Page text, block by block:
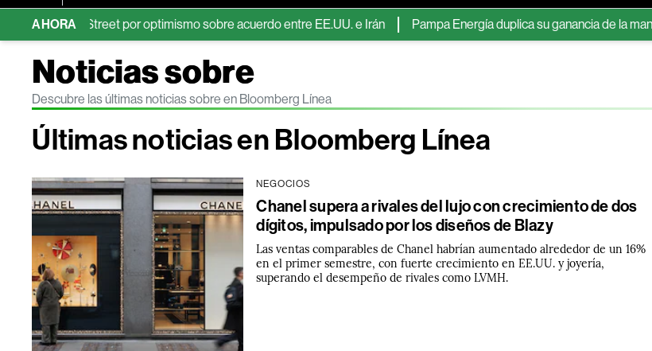
AHORA
Street por optimismo sobre acuerdo entre EE.UU. e Irán Pampa Energía duplica su ganancia de la mano de
Noticias sobre
Descubre las últimas noticias sobre en Bloomberg Línea
Últimas noticias en Bloomberg Línea
NEGOCIOS
Chanel supera a rivales del lujo con crecimiento de dos
dígitos, impulsado por los diseños de Blazy
Las ventas comparables de Chanel habrían aumentado alrededor de un 16%
en el primer semestre, con fuerte crecimiento en EE.UU. y joyería,
superando el desempeño de rivales como LVMH.